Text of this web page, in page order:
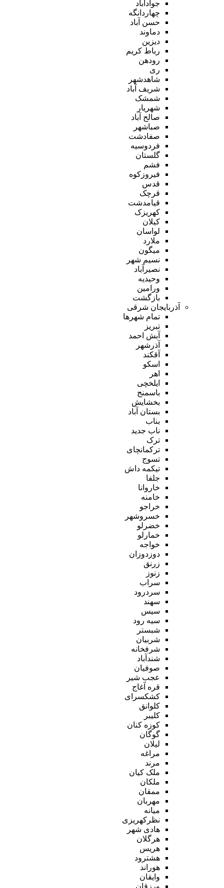
جوادآباد
چهاردانگه
حسن آباد
دماوند
دیزین
رباط کریم
رودهن
ری
شاهدشهر
شریف آباد
شمشک
شهریار
صالح آباد
صباشهر
صفادشت
فردوسیه
گلستان
فشم
فیروزکوه
قدس
قرچک
قیامدشت
کهریزک
کیلان
لواسان
ملارد
میگون
نسیم شهر
نصیرآباد
وحیدیه
ورامین
بازگشت
آذربایجان شرقی
تمام شهر‌ها
تبریز
آبش احمد
آذرشهر
آقکند
اسکو
اهر
ایلخچی
باسمنج
بخشایش
بستان آباد
بناب
ناب جدید
ترک
ترکمانچای
تسوج
تیکمه داش
جلفا
خاروانا
خامنه
خراجو
خسروشهر
خضرلو
خمارلو
خواجه
دوزدوزان
زرنق
زنوز
سراب
سردرود
سهند
سیس
سیه رود
شبستر
شربیان
شرفخانه
شندآباد
صوفیان
عجب شیر
قره آغاج
کشکسرای
کلوانق
کلیبر
کوزه کنان
گوگان
لیلان
مراغه
مرند
ملک کیان
ملکان
ممقان
مهربان
میانه
نظرکهریزی
هادی شهر
هرگلان
هریس
هشترود
هوراند
وایقان
ورزقان